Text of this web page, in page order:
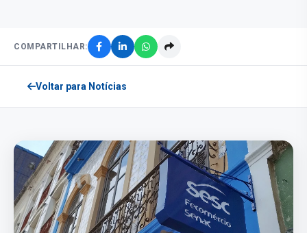
COMPARTILHAR:
Voltar para Notícias